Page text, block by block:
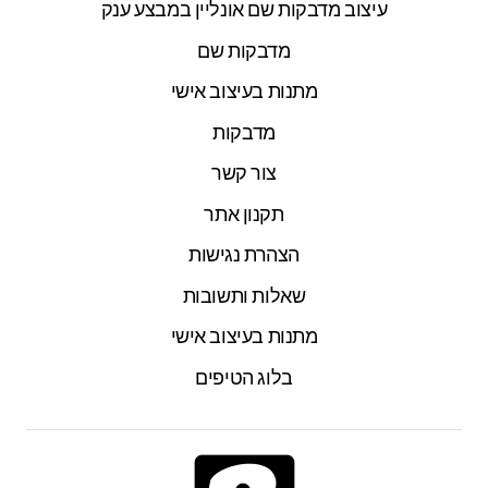
עיצוב מדבקות שם אונליין במבצע ענק
מדבקות שם
מתנות בעיצוב אישי
מדבקות
צור קשר
תקנון אתר
הצהרת נגישות
שאלות ותשובות
מתנות בעיצוב אישי
בלוג הטיפים